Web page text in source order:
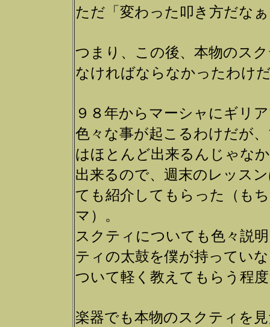
ただ「変わった叩き方だな
つまり、この後、本物のス
なければならなかったわけ
９８年からマーシャにギリ
色々な事が起こるわけだが
はほとんど出来るんじゃな
出来るので、週末のレッス
ても紹介してもらった（も
マ）。
スクティについても色々説
ティの太鼓を僕が持ってい
ついて軽く教えてもらう程
楽器でも本物のスクティを